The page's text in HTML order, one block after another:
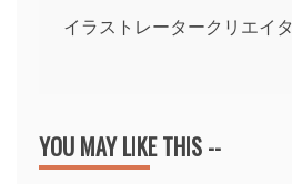
ナ
ゲ
イラストレータークリエイ
YOU MAY LIKE THIS --